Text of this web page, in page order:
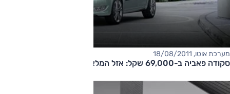
מערכת אוטו, 18/08/2011
סקודה פאביה ב-69,000 שקל: אזל המלאי